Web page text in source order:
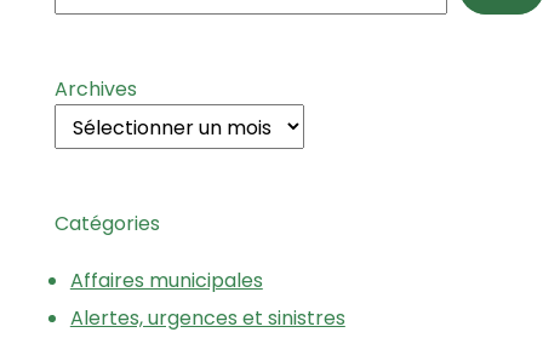
Archives
Catégories
Affaires municipales
Alertes, urgences et sinistres